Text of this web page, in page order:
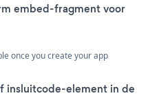
embed-fragment voor
once you create your app
insluitcode-element in de